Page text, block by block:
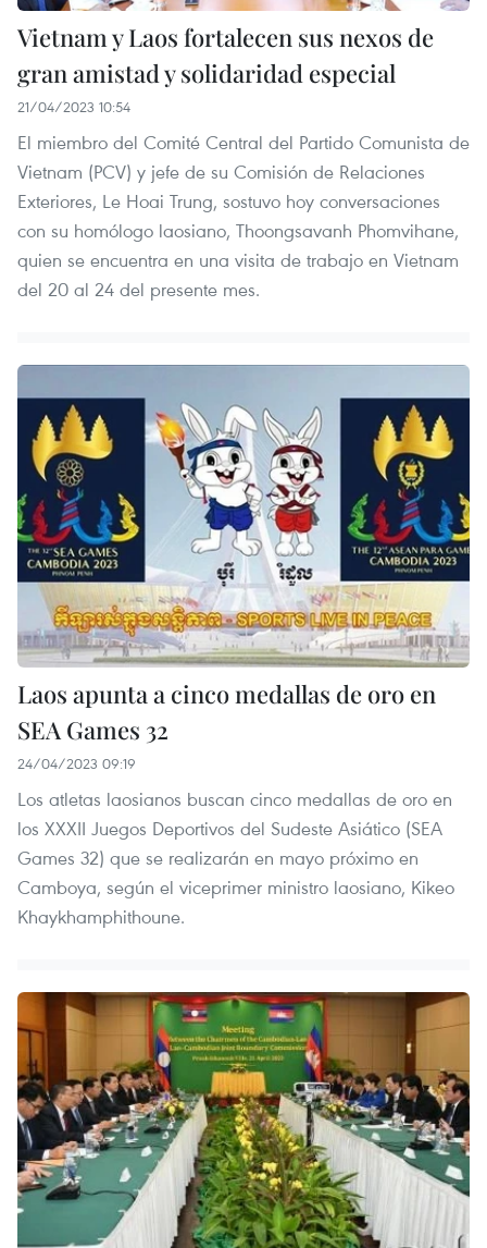
Vietnam y Laos fortalecen sus nexos de
gran amistad y solidaridad especial
21/04/2023 10:54
El miembro del Comité Central del Partido Comunista de
Vietnam (PCV) y jefe de su Comisión de Relaciones
Exteriores, Le Hoai Trung, sostuvo hoy conversaciones
con su homólogo laosiano, Thoongsavanh Phomvihane,
quien se encuentra en una visita de trabajo en Vietnam
del 20 al 24 del presente mes.
Laos apunta a cinco medallas de oro en
SEA Games 32
24/04/2023 09:19
Los atletas laosianos buscan cinco medallas de oro en
los XXXII Juegos Deportivos del Sudeste Asiático (SEA
Games 32) que se realizarán en mayo próximo en
Camboya, según el viceprimer ministro laosiano, Kikeo
Khaykhamphithoune.